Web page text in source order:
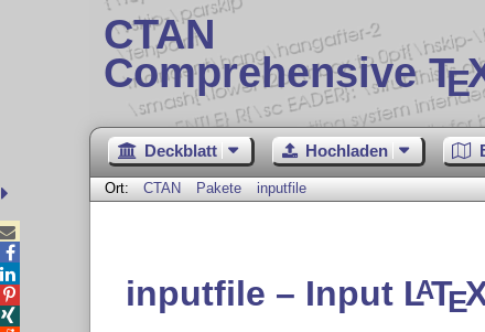
CTAN
Comprehensive TE
Deckblatt Hochladen
Ort: CTAN Pakete inputfile
inputfile – Input LATE



